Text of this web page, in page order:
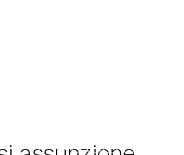
PRESSO